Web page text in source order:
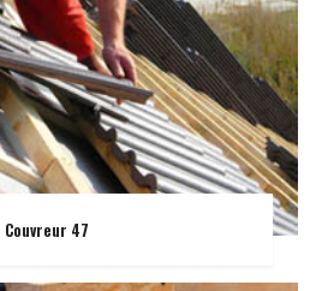
Couvreur 47